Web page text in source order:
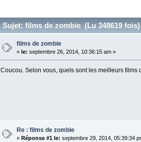
Sujet: films de zombie (Lu 348619 fois)
films de zombie
« le: septembre 26, 2014, 10:36:15 am »
Coucou. Selon vous, quels sont les meilleurs films
Re : films de zombie
« Réponse #1 le: septembre 29, 2014, 05:39:34